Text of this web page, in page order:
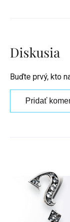
Diskusia
Buďte prvý, kto
Pridať